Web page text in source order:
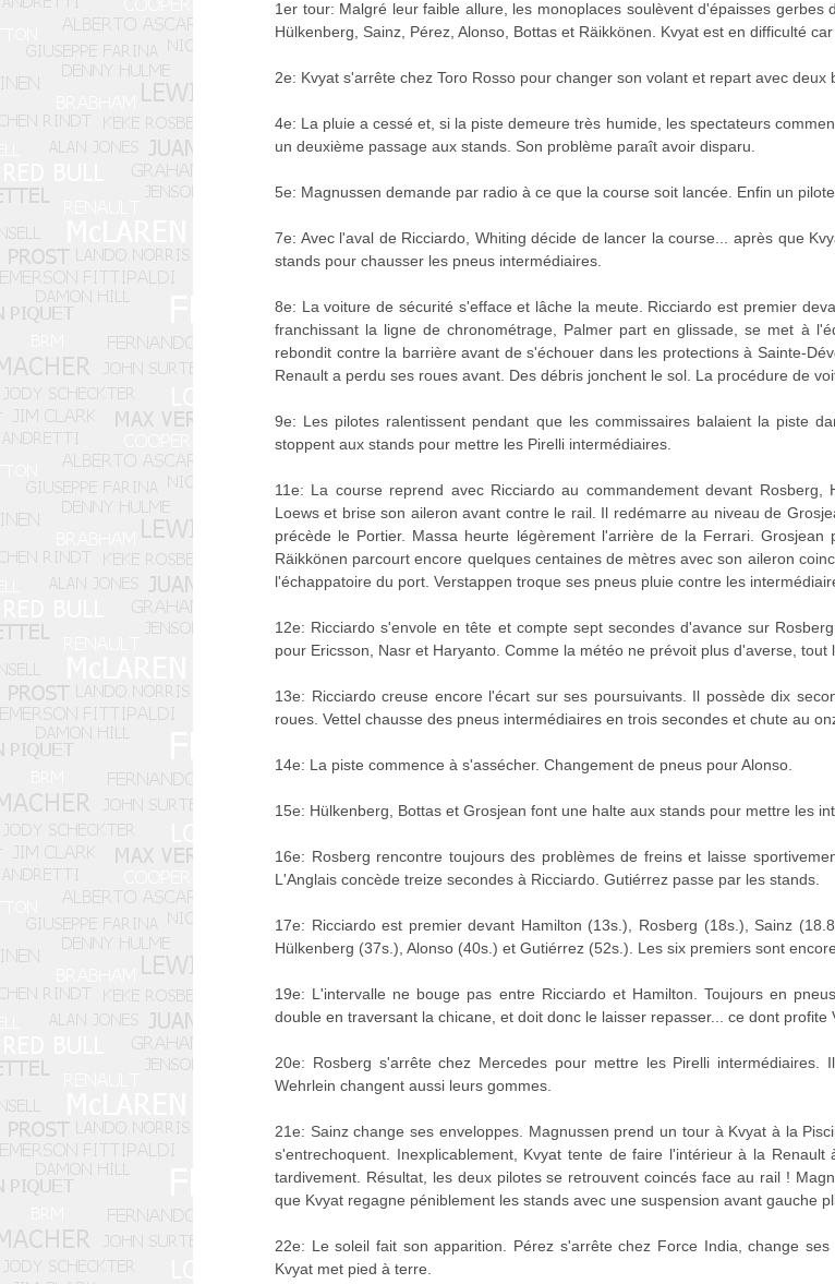
1er tour: Malgré leur faible allure, les monoplaces soulèvent d'épaisses gerbes
Hülkenberg, Sainz, Pérez, Alonso, Bottas et Räikkönen. Kvyat est en difficulté
2e: Kvyat s'arrête chez Toro Rosso pour changer son volant et repart avec deux
4e: La pluie a cessé et, si la piste demeure très humide, les spectateurs
un deuxième passage aux stands. Son problème paraît avoir disparu.
5e: Magnussen demande par radio à ce que la course soit lancée. Enfin un
7e: Avec l'aval de Ricciardo, Whiting décide de lancer la course... après que
stands pour chausser les pneus intermédiaires.
8e: La voiture de sécurité s'efface et lâche la meute. Ricciardo est premier
franchissant la ligne de chronométrage, Palmer part en glissade, se met à
rebondit contre la barrière avant de s'échouer dans les protections à Sainte-
Renault a perdu ses roues avant. Des débris jonchent le sol. La procédure de
9e: Les pilotes ralentissent pendant que les commissaires balaient la piste
stoppent aux stands pour mettre les Pirelli intermédiaires.
11e: La course reprend avec Ricciardo au commandement devant
Loews et brise son aileron avant contre le rail. Il redémarre au niveau de
précède le Portier. Massa heurte légèrement l'arrière de la Ferrari.
Räikkönen parcourt encore quelques centaines de mètres avec son aileron
l'échappatoire du port. Verstappen troque ses pneus pluie contre les
12e: Ricciardo s'envole en tête et compte sept secondes d'avance sur
pour Ericsson, Nasr et Haryanto. Comme la météo ne prévoit plus d'averse,
13e: Ricciardo creuse encore l'écart sur ses poursuivants. Il possède dix
roues. Vettel chausse des pneus intermédiaires en trois secondes et chute au
14e: La piste commence à s'assécher. Changement de pneus pour Alonso.
15e: Hülkenberg, Bottas et Grosjean font une halte aux stands pour mettre les
16e: Rosberg rencontre toujours des problèmes de freins et laisse
L'Anglais concède treize secondes à Ricciardo. Gutiérrez passe par les stands.
17e: Ricciardo est premier devant Hamilton (13s.), Rosberg (18s.), Sainz
Hülkenberg (37s.), Alonso (40s.) et Gutiérrez (52s.). Les six premiers sont
19e: L'intervalle ne bouge pas entre Ricciardo et Hamilton. Toujours en
double en traversant la chicane, et doit donc le laisser repasser... ce dont
20e: Rosberg s'arrête chez Mercedes pour mettre les Pirelli
Wehrlein changent aussi leurs gommes.
21e: Sainz change ses enveloppes. Magnussen prend un tour à Kvyat à la
s'entrechoquent. Inexplicablement, Kvyat tente de faire l'intérieur à la
tardivement. Résultat, les deux pilotes se retrouvent coincés face au rail !
que Kvyat regagne péniblement les stands avec une suspension avant gauche
22e: Le soleil fait son apparition. Pérez s'arrête chez Force India, change
Kvyat met pied à terre.